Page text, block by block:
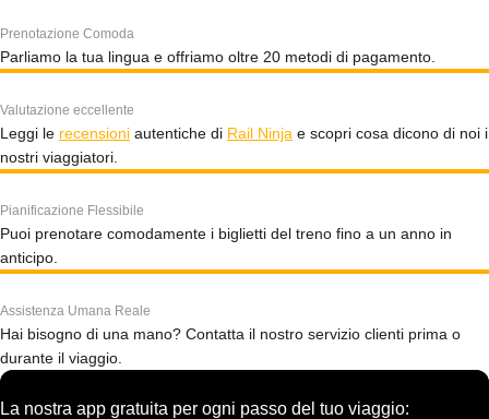
Prenotazione Comoda
Parliamo la tua lingua e offriamo oltre 20 metodi di pagamento.
Valutazione eccellente
Leggi le recensioni autentiche di Rail Ninja e scopri cosa dicono di noi i
nostri viaggiatori.
Pianificazione Flessibile
Puoi prenotare comodamente i biglietti del treno fino a un anno in
anticipo.
Assistenza Umana Reale
Hai bisogno di una mano? Contatta il nostro servizio clienti prima o
durante il viaggio.
La nostra app gratuita per ogni passo del tuo viaggio: